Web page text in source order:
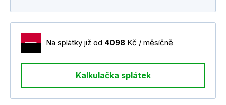
Na splátky již od 4098 Kč / měsíčně
Kalkulačka splátek